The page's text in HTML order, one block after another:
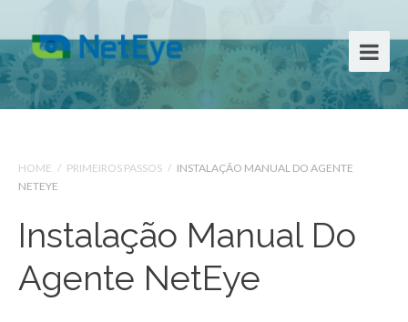
HOME / PRIMEIROS PASSOS / INSTALAÇÃO MANUAL DO AGENTE
NETEYE
Instalação Manual Do
Agente NetEye